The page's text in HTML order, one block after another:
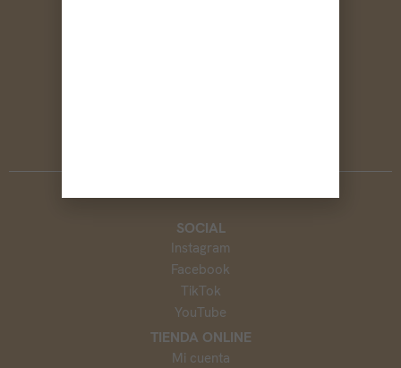
TIENDA ONLINE
Mi cuenta
SOCIAL
Instagram
Facebook
TikTok
YouTube